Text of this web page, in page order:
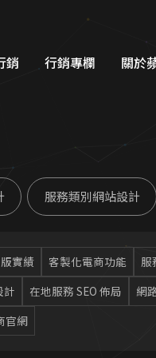
銷
經營
告
行銷
行銷專欄
SEO優化地圖
社群經營技巧
Google 商家經營
關於
員工
服務類別網站設計
實績 客製化電商功能
服
計
在地服務 SEO 佈局
網
官網